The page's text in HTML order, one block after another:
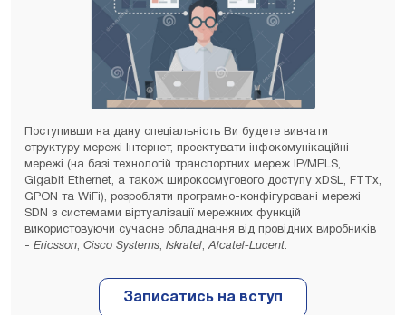
Поступивши на дану спеціальність Ви будете вивчати
структуру мережі Інтернет, проектувати інфокомунікаційні
мережі (на базі технологій транспортних мереж IP/MPLS,
Gigabit Ethernet, а також широкосмугового доступу xDSL, FTTx,
GPON та WiFi), розробляти програмно-конфігуровані мережі
SDN з системами віртуалізації мережних функцій
використовуючи сучасне обладнання від провідних виробників
- Ericsson, Cisco Systems, Iskratel,Alcatel-Lucent.